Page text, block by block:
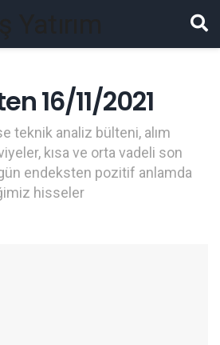
16/11/2021
teknik analiz bülteni, alım
kısa ve orta vadeli son
endeksten pozitif anlamda
hisseler